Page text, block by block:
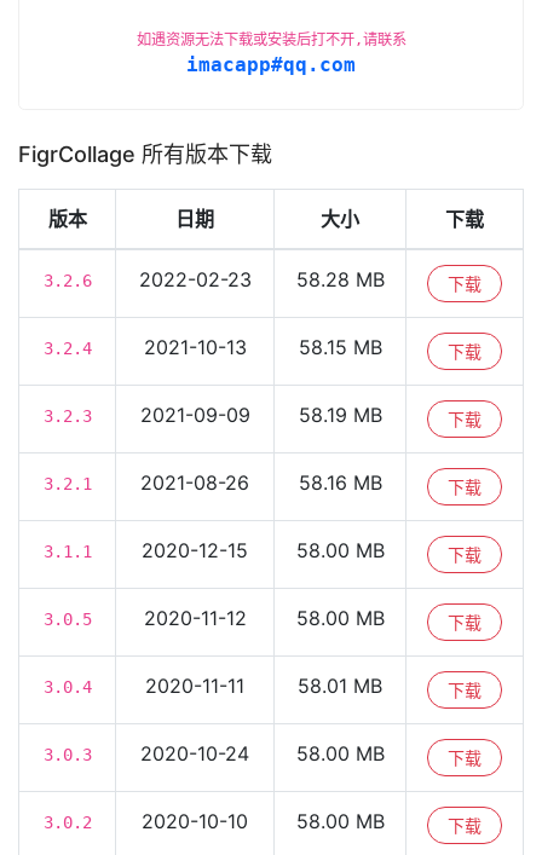
如遇资源无法下载或安装后打不开,请联系
imacapp#qq.com
FigrCollage 所有版本下载
版本 日期 大小 下载
3.2.6 2022-02-23 58.28 MB 下载
3.2.4 2021-10-13 58.15 MB 下载
3.2.3 2021-09-09 58.19 MB 下载
3.2.1 2021-08-26 58.16 MB 下载
3.1.1 2020-12-15 58.00 MB 下载
3.0.5 2020-11-12 58.00 MB 下载
3.0.4 2020-11-11 58.01 MB 下载
3.0.3 2020-10-24 58.00 MB 下载
3.0.2 2020-10-10 58.00 MB 下载